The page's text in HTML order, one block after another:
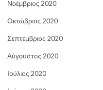
Νοέμβριος 2020
Οκτώβριος 2020
Σεπτέμβριος 2020
Αύγουστος 2020
Ιούλιος 2020